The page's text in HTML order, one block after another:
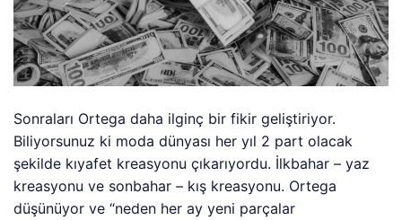
Sonraları Ortega daha ilginç bir fikir geliştiriyor.
Biliyorsunuz ki moda dünyası her yıl 2 part olacak
şekilde kıyafet kreasyonu çıkarıyordu. İlkbahar – yaz
kreasyonu ve sonbahar – kış kreasyonu. Ortega
düşünüyor ve “neden her ay yeni parçalar